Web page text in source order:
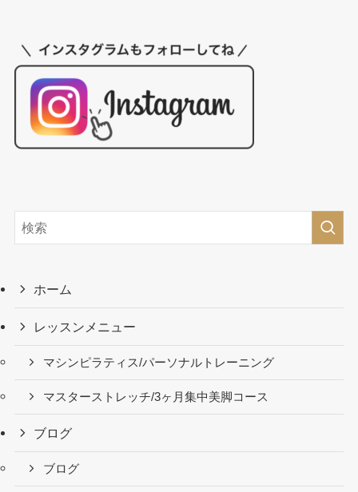
ホーム
レッスンメニュー
マシンピラティス/パーソナルトレーニング
マスターストレッチ/3ヶ月集中美脚コース
ブログ
ブログ